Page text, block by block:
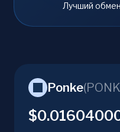
Лучший
Ponke(